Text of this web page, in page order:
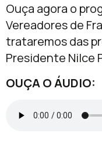
Ouça agora o
Vereadores de
trataremos das
Presidente Nilce
OUÇA O ÁUDIO: